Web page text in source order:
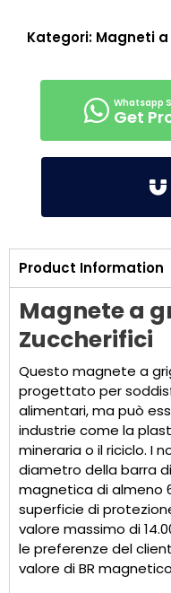
Kategori: Magneti
Get
Product Information
Magnete a
Zuccherifici
Questo magnete a
progettato per
alimentari, ma può
industrie come la
mineraria o il riciclo. I
diametro della barra
magnetica di almeno
superficie di
valore massimo di
le preferenze del
valore di BR